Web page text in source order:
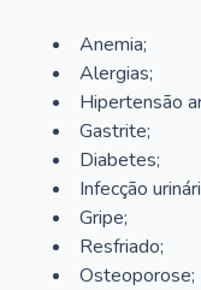
Anemia;
Alergias;
Hipertensão
Gastrite;
Diabetes;
Infecção
Gripe;
Resfriado;
Osteoporose;